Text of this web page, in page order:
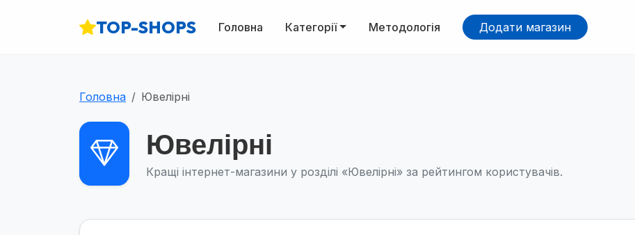
TOP-SHOPS Головна Категорії Методологія Додати магазин
Головна Ювелірні
Ювелірні
Кращі інтернет-магазини у розділі «Ювелірні» за рейтингом користувачів.